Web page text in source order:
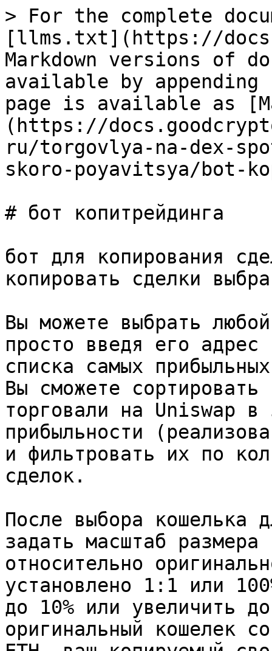
> For the complete
[llms.txt](https://
Markdown versions of
available by
page is available as
(https://
ru/torgovlya-na-dex-
skoro-poyavitsya/bot-
# бот копитрейдинга
бот для копирования
копировать сделки
Вы можете выбрать
просто введя его адрес
списка самых
Вы сможете
торговали на Uniswap
прибыльности
и фильтровать их по
сделок.
После выбора кошелька
задать масштаб размера
относительно
установлено 1:1 или
до 10% или увеличить
оригинальный кошелек